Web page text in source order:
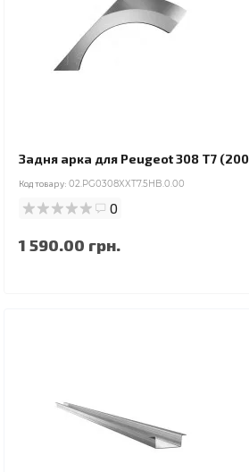
Задня арка для Peugeot 308 T7
Код товару: 02.PG0308XXT7.5HB.0.00
0
1 590.00 грн.